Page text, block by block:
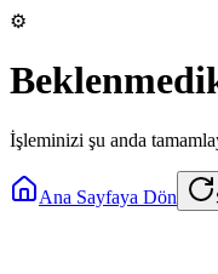
⚙️
İşleminizi şu anda
Ana Sayfaya Dön